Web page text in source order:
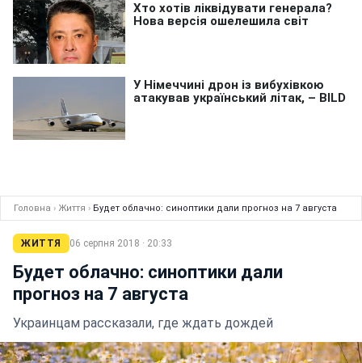
Головна › Життя › Будет облачно: синоптики дали прогноз на 7 августа
ЖИТТЯ 06 серпня 2018 · 20:33
Будет облачно: синоптики дали
прогноз на 7 августа
Украинцам рассказали, где ждать дождей